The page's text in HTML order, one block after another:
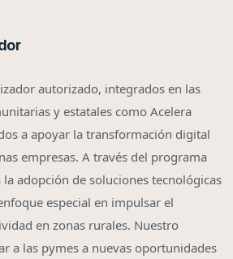
autorizado, integrados en las
y estatales como Acelera
a apoyar la transformación digital
empresas. A través del programa
adopción de soluciones tecnológicas
especial en impulsar el
en zonas rurales. Nuestro
a las pymes a nuevas oportunidades